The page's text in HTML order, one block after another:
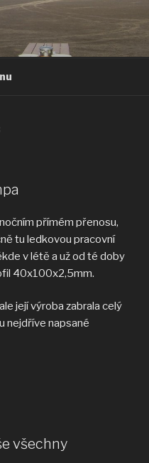
přímém přenosu,
tu ledkovou pracovní
v létě a už od té doby
40x100x2,5mm.
její výroba zabrala celý
nejdříve napsané
všechny